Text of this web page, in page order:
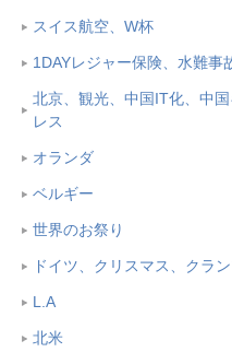
スイス航空、W杯
1DAYレジャー保険、水難事
北京、観光、中国IT化、中国
レス
オランダ
ベルギー
世界のお祭り
ドイツ、クリスマス、クラ
L.A
北米